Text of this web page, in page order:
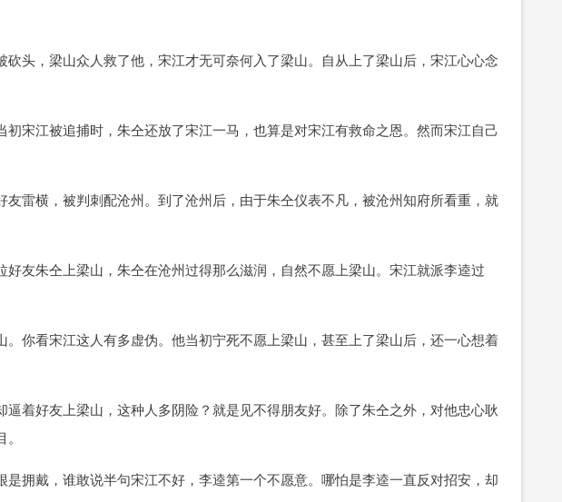
砍头，梁山众人救了他，宋江才无可奈何入了梁山。自从上了梁山后，宋江心心念
宋江被追捕时，朱仝还放了宋江一马，也算是对宋江有救命之恩。然而宋江自己
友雷横，被判刺配沧州。到了沧州后，由于朱仝仪表不凡，被沧州知府所看重，就
友朱仝上梁山，朱仝在沧州过得那么滋润，自然不愿上梁山。宋江就派李逵过
。你看宋江这人有多虚伪。他当初宁死不愿上梁山，甚至上了梁山后，还一心想着
着好友上梁山，这种人多阴险？就是见不得朋友好。除了朱仝之外，对他忠心耿
拥戴，谁敢说半句宋江不好，李逵第一个不愿意。哪怕是李逵一直反对招安，却